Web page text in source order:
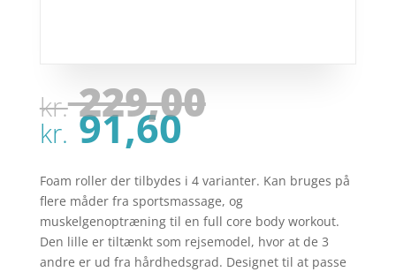
kr.229,00Den
var:
kr.
kr.91,60Den
pris
er:
kr. 91,60.
Foam roller der tilbydes i 4 varianter. Kan bruges på
flere måder fra sportsmassage, og
muskelgenoptræning til en full core body workout.
Den lille er tiltænkt som rejsemodel, hvor at de 3
andre er ud fra hårdhedsgrad. Designet til at passe